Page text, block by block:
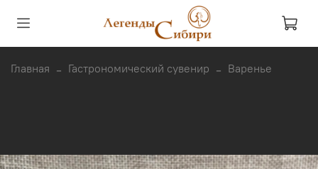
Главная Гастрономический сувенир Варенье